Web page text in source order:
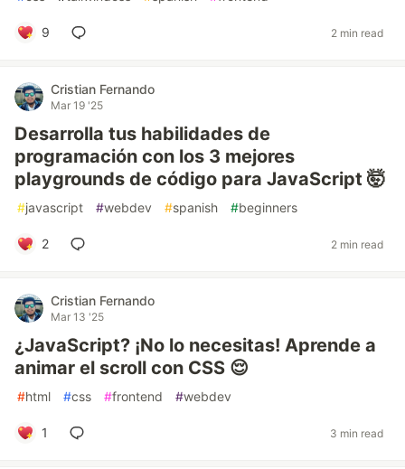
9 2 min read
Cristian Fernando
Mar 19 '25
Desarrolla tus habilidades de
programación con los 3 mejores
playgrounds de código para JavaScript 🤯
#javascript #webdev #spanish #beginners
2 2 min read
Cristian Fernando
Mar 13 '25
¿JavaScript? ¡No lo necesitas! Aprende a
animar el scroll con CSS 😌
#html #css #frontend #webdev
1 3 min read